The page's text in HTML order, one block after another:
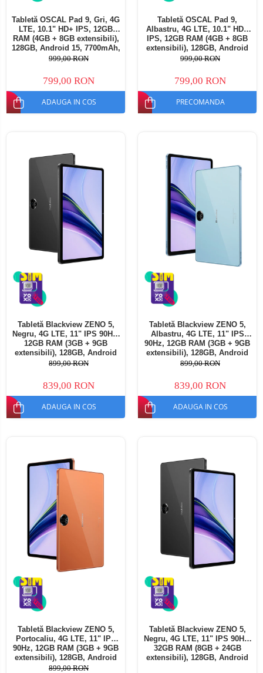
Tabletă OSCAL Pad 9, Gri, 4G
LTE, 10.1" HD+ IPS, 12GB
RAM (4GB + 8GB extensibili),
128GB, Android 15, 7700mAh,
Dual SIM
999,00 RON
799,00 RON
ADAUGA IN COS
Tabletă OSCAL Pad 9,
Albastru, 4G LTE, 10.1" HD+
IPS, 12GB RAM (4GB + 8GB
extensibili), 128GB, Android
15, 7700mAh, Dual SIM
999,00 RON
799,00 RON
PRECOMANDA
Tabletă Blackview ZENO 5,
Negru, 4G LTE, 11" IPS 90Hz,
12GB RAM (3GB + 9GB
extensibili), 128GB, Android
16, Unisoc T7250, 8300mAh,
SIM
899,00 RON
839,00 RON
ADAUGA IN COS
Tabletă Blackview ZENO 5,
Albastru, 4G LTE, 11" IPS
90Hz, 12GB RAM (3GB + 9GB
extensibili), 128GB, Android
16, Unisoc T7250, 8300mAh,
SIM
899,00 RON
839,00 RON
ADAUGA IN COS
Tabletă Blackview ZENO 5,
Portocaliu, 4G LTE, 11" IPS
90Hz, 12GB RAM (3GB + 9GB
extensibili), 128GB, Android
16, Unisoc T7250, 8300mAh,
899,00 RON
Tabletă Blackview ZENO 5,
Negru, 4G LTE, 11" IPS 90Hz,
32GB RAM (8GB + 24GB
extensibili), 128GB, Android